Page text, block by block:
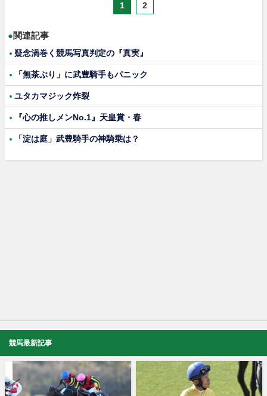
1 2
●関連記事
疑念渦巻く競馬写真判定の『真実』
「無茶ぶり」に武豊騎手もパニック
ユタカマジック炸裂
『心の推しメンNo.1』天皇賞・春
「淀は庭」武豊騎手の神騎乗は？
競馬最新記事